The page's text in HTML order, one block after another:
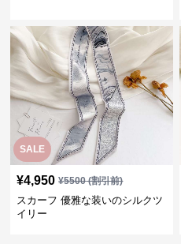
SALE
¥4,950 ¥5500(割引前)
スカーフ 優雅な装いのシルクツ
イリー